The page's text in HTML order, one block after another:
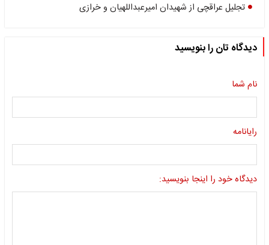
تجلیل عراقچی از شهیدان امیرعبداللهیان و خرازی
دیدگاه تان را بنویسید
نام شما
رایانامه
دیدگاه خود را اینجا بنویسید: